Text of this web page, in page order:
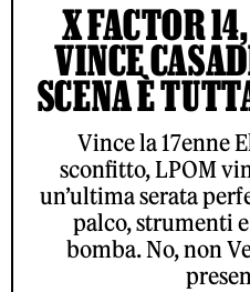
X FACTOR
VINCE
SCENA È
Vince la 17enne
sconfitto, LPOM
un’ultima serata
palco, strumenti
bomba. No, non